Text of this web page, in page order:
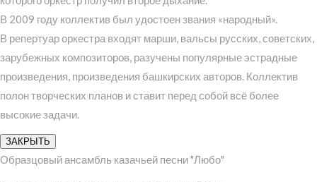
В 2009 году коллектив был удостоен звания «народный».
В репертуар оркестра входят марши, вальсы русских, советских,
зарубежных композиторов, разучены популярные эстрадные
произведения, произведения башкирских авторов. Коллектив
полон творческих планов и ставит перед собой всё более
высокие задачи.
ЗАКРЫТЬ
Образцовый ансамбль казачьей песни "Любо"